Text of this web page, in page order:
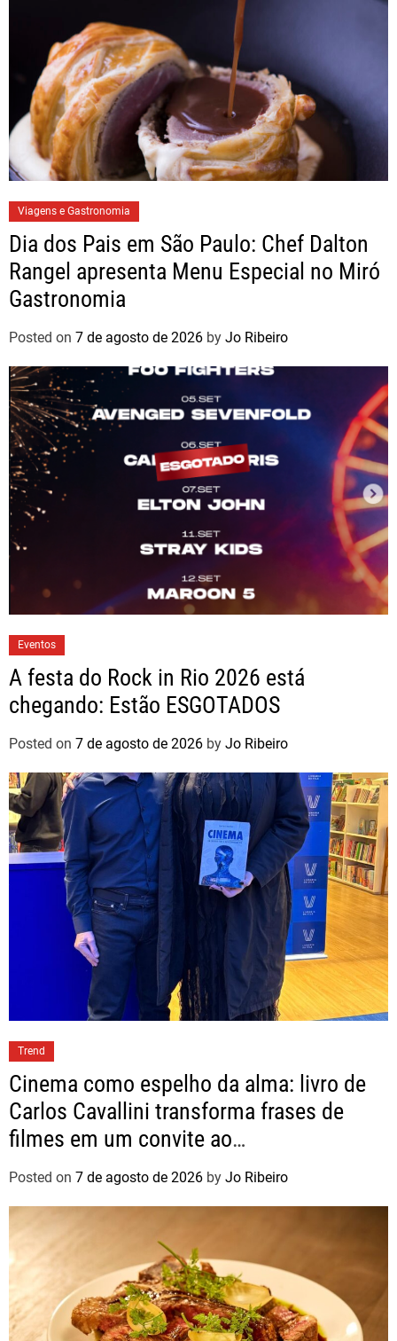
Viagens e Gastronomia
Dia dos Pais em São Paulo: Chef Dalton
Rangel apresenta Menu Especial no Miró
Gastronomia
Posted on 7 de agosto de 2026 by Jo Ribeiro
Eventos
A festa do Rock in Rio 2026 está
chegando: Estão ESGOTADOS
Posted on 7 de agosto de 2026 by Jo Ribeiro
Trend
Cinema como espelho da alma: livro de
Carlos Cavallini transforma frases de
filmes em um convite ao
autoconhecimento
Posted on 7 de agosto de 2026 by Jo Ribeiro